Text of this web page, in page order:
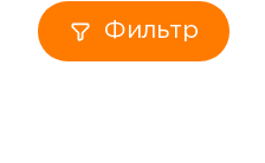
Тумбы
Фильтр